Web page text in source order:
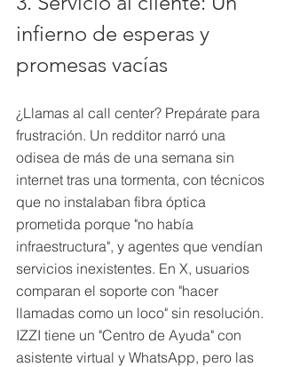
infierno de esperas y
promesas vacías
¿Llamas al call center? Prepárate para
frustración. Un redditor narró una
odisea de más de una semana sin
internet tras una tormenta, con técnicos
que no instalaban fibra óptica
prometida porque "no había
infraestructura", y agentes que vendían
servicios inexistentes. En X, usuarios
comparan el soporte con "hacer
llamadas como un loco" sin resolución.
IZZI tiene un "Centro de Ayuda" con
asistente virtual y WhatsApp, pero las